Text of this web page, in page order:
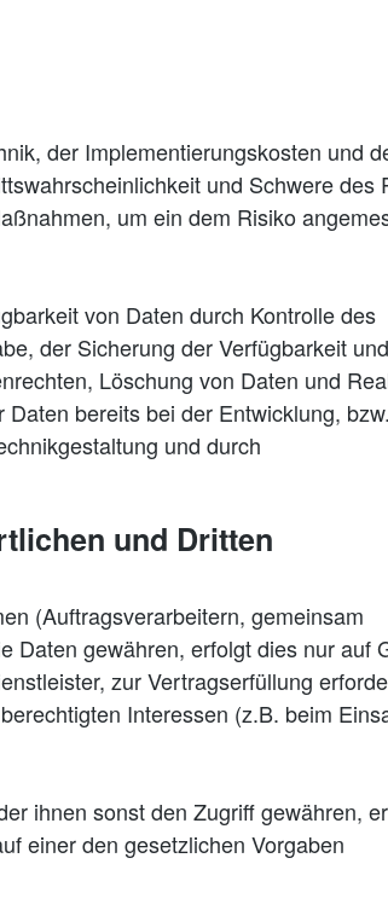
der Implementierungskosten und
und Schwere des
um ein dem Risiko
von Daten durch Kontrolle des
der Sicherung der Verfügbarkeit
Löschung von Daten und
bereits bei der Entwicklung,
und durch
und Dritten
(Auftragsverarbeitern, gemeinsam
Daten gewähren, erfolgt dies nur auf
zur Vertragserfüllung
Interessen (z.B. beim
ihnen sonst den Zugriff gewähren,
einer den gesetzlichen Vorgaben